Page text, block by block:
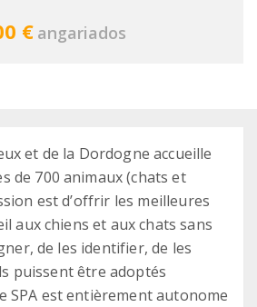
€ angariados
et de la Dordogne accueille
de 700 animaux (chats et
est d’offrir les meilleures
aux chiens et aux chats sans
de les identifier, de les
puissent être adoptés
SPA est entièrement autonome